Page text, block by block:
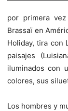
por primera
Brassaï en
Holiday, tira con
paisajes
iluminados con
colores, sus
Los hombres y